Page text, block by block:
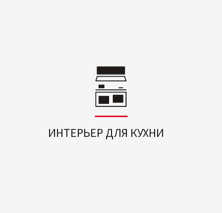
ИНТЕРЬЕР ДЛЯ КУХНИ